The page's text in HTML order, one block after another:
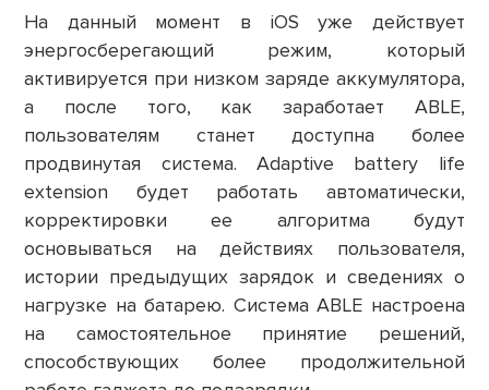
На данный момент в iOS уже действует
энергосберегающий режим, который
активируется при низком заряде аккумулятора,
а после того, как заработает ABLE,
пользователям станет доступна более
продвинутая система. Adaptive battery life
extension будет работать автоматически,
корректировки ее алгоритма будут
основываться на действиях пользователя,
истории предыдущих зарядок и сведениях о
нагрузке на батарею. Система ABLE настроена
на самостоятельное принятие решений,
способствующих более продолжительной